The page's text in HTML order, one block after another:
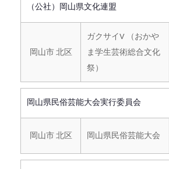
（公社）岡山県文化連盟
岡山市 北区
ガクサイⅤ （おかや
ま学生芸術総合文化
祭）
岡山県民俗芸能大会実行委員会
岡山市 北区 岡山県民俗芸能大会